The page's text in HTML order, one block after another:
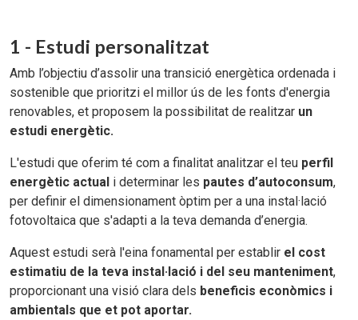
1 - Estudi personalitzat
Amb l’objectiu d’assolir una transició energètica ordenada i
sostenible que prioritzi el millor ús de les fonts d'energia
renovables, et proposem la possibilitat de realitzar un
estudi energètic.
L'estudi que oferim té com a finalitat analitzar el teu perfil
energètic actual i determinar les pautes d’autoconsum,
per definir el dimensionament òptim per a una instal·lació
fotovoltaica que s'adapti a la teva demanda d’energia.
Aquest estudi serà l'eina fonamental per establir el cost
estimatiu de la teva instal·lació i del seu manteniment,
proporcionant una visió clara dels beneficis econòmics i
ambientals que et pot aportar.